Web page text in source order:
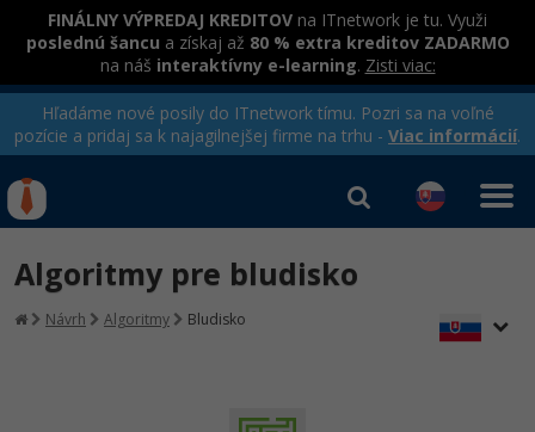
FINÁLNY VÝPREDAJ KREDITOV na ITnetwork je tu. Využi
poslednú šancu a získaj až 80 % extra kreditov ZADARMO
na náš interaktívny e-learning. Zisti viac:
Hľadáme nové posily do ITnetwork tímu. Pozri sa na voľné
pozície a pridaj sa k najagilnejšej firme na trhu - Viac informácií.
Rekvalifikačné kurzy
hradené úradom práce
IT e-learning
Prihlásiť sa| Registrovať
Algoritmy pre bludisko
Návrh Algoritmy Bludisko